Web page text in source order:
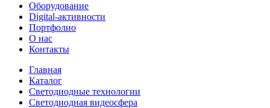
Оборудование
Digital-активности
Портфолио
О нас
Контакты
Главная
Каталог
Светодиодные технологии
Светодиодная видеосфера